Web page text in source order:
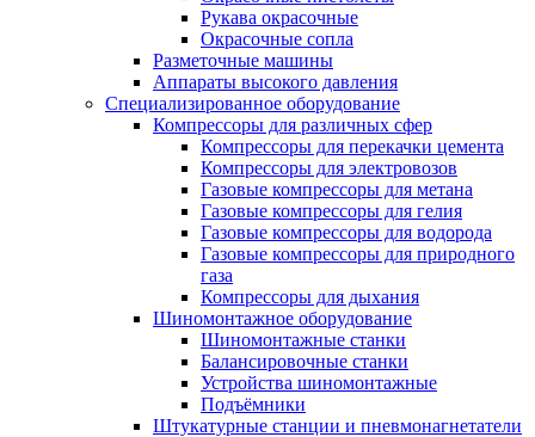
Рукава окрасочные
Окрасочные сопла
Разметочные машины
Аппараты высокого давления
Специализированное оборудование
Компрессоры для различных сфер
Компрессоры для перекачки цемента
Компрессоры для электровозов
Газовые компрессоры для метана
Газовые компрессоры для гелия
Газовые компрессоры для водорода
Газовые компрессоры для природного
газа
Компрессоры для дыхания
Шиномонтажное оборудование
Шиномонтажные станки
Балансировочные станки
Устройства шиномонтажные
Подъёмники
Штукатурные станции и пневмонагнетатели